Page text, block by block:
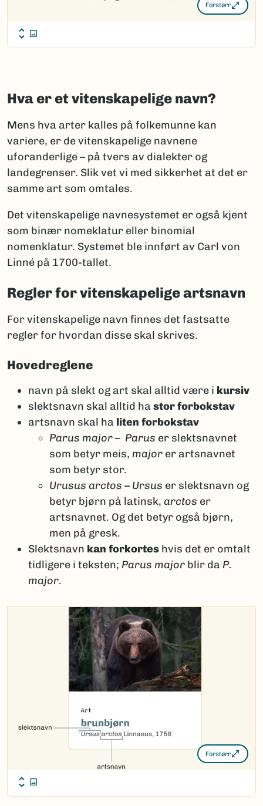
Forstørr
Hva er et vitenskapelige navn?
Mens hva arter kalles på folkemunne kan
variere, er de vitenskapelige navnene
uforanderlige – på tvers av dialekter og
landegrenser. Slik vet vi med sikkerhet at det er
samme art som omtales.
Det vitenskapelige navnesystemet er også kjent
som binær nomeklatur eller binomial
nomenklatur. Systemet ble innført av Carl von
Linné på 1700-tallet.
Regler for vitenskapelige artsnavn
For vitenskapelige navn finnes det fastsatte
regler for hvordan disse skal skrives.
Hovedreglene
navn på slekt og art skal alltid være i kursiv
slektsnavn skal alltid ha stor forbokstav
artsnavn skal ha liten forbokstav
Parus major– Parus er slektsnavnet
som betyr meis, major er artsnavnet
som betyr stor.
Urusus arctos – Ursus er slektsnavn og
betyr bjørn på latinsk, arctos er
artsnavnet. Og det betyr også bjørn,
men på gresk.
Slektsnavn kan forkortes hvis det er omtalt
tidligere i teksten; Parus major blir da P.
major.
Forstørr